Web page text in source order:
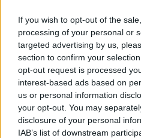
If you wish to opt-out of the
processing of your personal or
targeted advertising by us,
section to confirm your
opt-out request is processed
interest-based ads based on
us or personal information
your opt-out. You may
disclosure of your personal
IAB’s list of downstream
Βουλή: Στην Επιτροπή
– Χαρακτήρισε «ευχή» το
28/07/2026 - 9:55μμ